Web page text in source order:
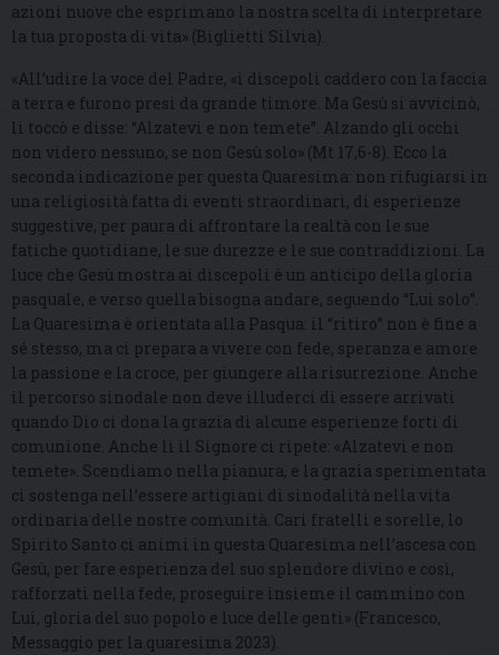
azioni nuove che esprimano la nostra scelta di interpretare
la tua proposta di vita» (Biglietti Silvia).
«All’udire la voce del Padre, «i discepoli caddero con la faccia
a terra e furono presi da grande timore. Ma Gesù si avvicinò,
li toccò e disse: “Alzatevi e non temete”. Alzando gli occhi
non videro nessuno, se non Gesù solo» (Mt 17,6-8). Ecco la
seconda indicazione per questa Quaresima: non rifugiarsi in
una religiosità fatta di eventi straordinari, di esperienze
suggestive, per paura di affrontare la realtà con le sue
fatiche quotidiane, le sue durezze e le sue contraddizioni. La
luce che Gesù mostra ai discepoli è un anticipo della gloria
pasquale, e verso quella bisogna andare, seguendo “Lui solo”.
La Quaresima è orientata alla Pasqua: il “ritiro” non è fine a
sé stesso, ma ci prepara a vivere con fede, speranza e amore
la passione e la croce, per giungere alla risurrezione. Anche
il percorso sinodale non deve illuderci di essere arrivati
quando Dio ci dona la grazia di alcune esperienze forti di
comunione. Anche lì il Signore ci ripete: «Alzatevi e non
temete». Scendiamo nella pianura, e la grazia sperimentata
ci sostenga nell’essere artigiani di sinodalità nella vita
ordinaria delle nostre comunità. Cari fratelli e sorelle, lo
Spirito Santo ci animi in questa Quaresima nell’ascesa con
Gesù, per fare esperienza del suo splendore divino e così,
rafforzati nella fede, proseguire insieme il cammino con
Lui, gloria del suo popolo e luce delle genti» (Francesco,
Messaggio per la quaresima 2023).